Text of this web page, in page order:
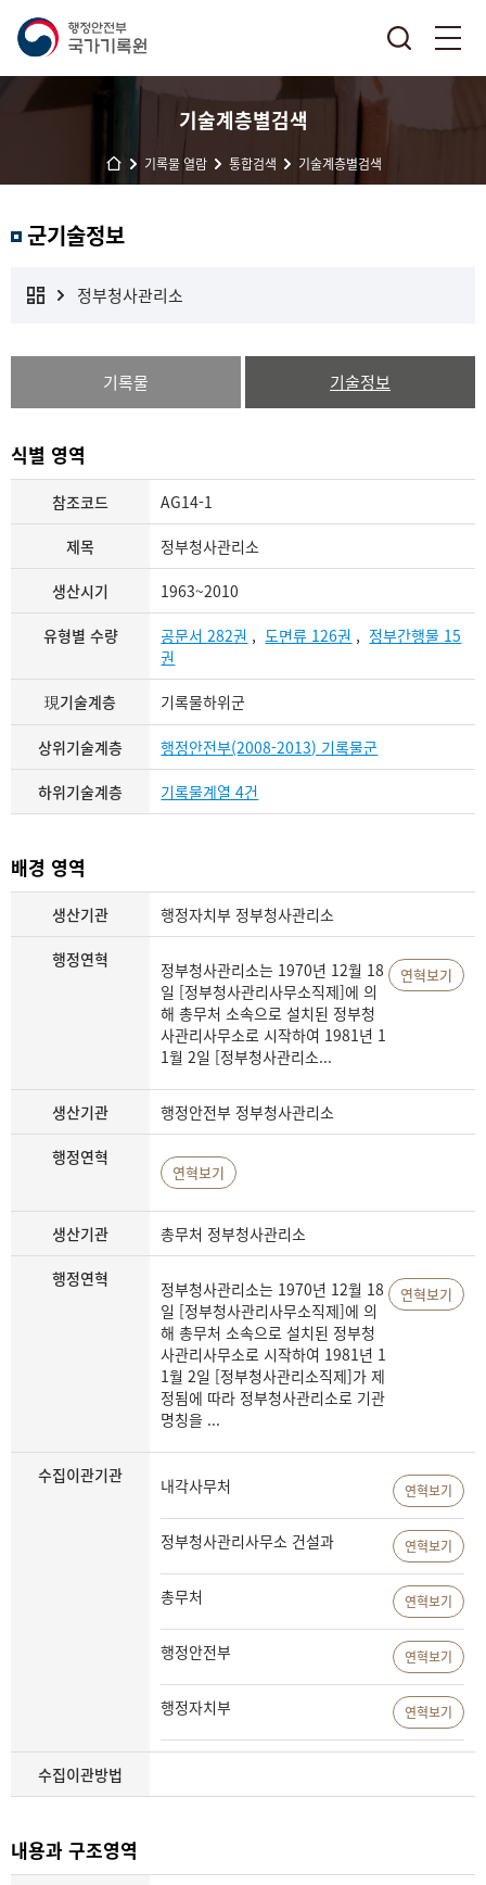
기술계층별검색
기록물 열람 통합검색 기술계층별검색
군기술정보
정부청사관리소
기록물 기술정보
식별 영역
참조코드 AG14-1
제목 정부청사관리소
생산시기 1963~2010
유형별 수량 공문서 282권 ,도면류 126권 , 정부간행물 15
권
現기술계층 기록물하위군
상위기술계층 행정안전부(2008-2013) 기록물군
하위기술계층 기록물계열 4건
배경 영역
생산기관 행정자치부 정부청사관리소
행정연혁
정부청사관리소는 1970년 12월 18
일 [정부청사관리사무소직제]에 의
해 총무처 소속으로 설치된 정부청
사관리사무소로 시작하여 1981년 1
1월 2일 [정부청사관리소...
연혁보기
생산기관 행정안전부 정부청사관리소
행정연혁
연혁보기
생산기관 총무처 정부청사관리소
행정연혁
정부청사관리소는 1970년 12월 18
일 [정부청사관리사무소직제]에 의
해 총무처 소속으로 설치된 정부청
사관리사무소로 시작하여 1981년 1
1월 2일 [정부청사관리소직제]가 제
정됨에 따라 정부청사관리소로 기관
명칭을 ...
연혁보기
수집이관기관 내각사무처 연혁보기
정부청사관리사무소 건설과 연혁보기
총무처 연혁보기
행정안전부 연혁보기
행정자치부 연혁보기
수집이관방법
내용과 구조영역